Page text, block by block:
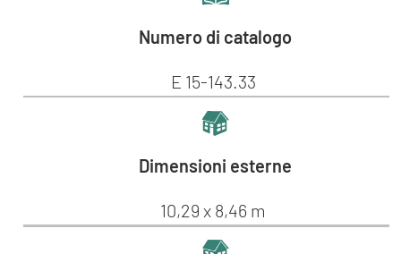
Numero di catalogo
E 15-143.33
Dimensioni esterne
10,29 x 8,46 m